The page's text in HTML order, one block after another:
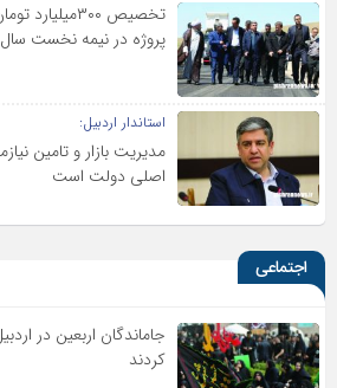
تخصیص
پروژه در نیمه نخست
استاندار اردبیل:
مدیریت بازار و تامین
اصلی دولت است
اجتماعی
جاماندگان اربعین در
کردند